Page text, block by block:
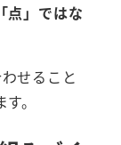
点」ではな
せること
。